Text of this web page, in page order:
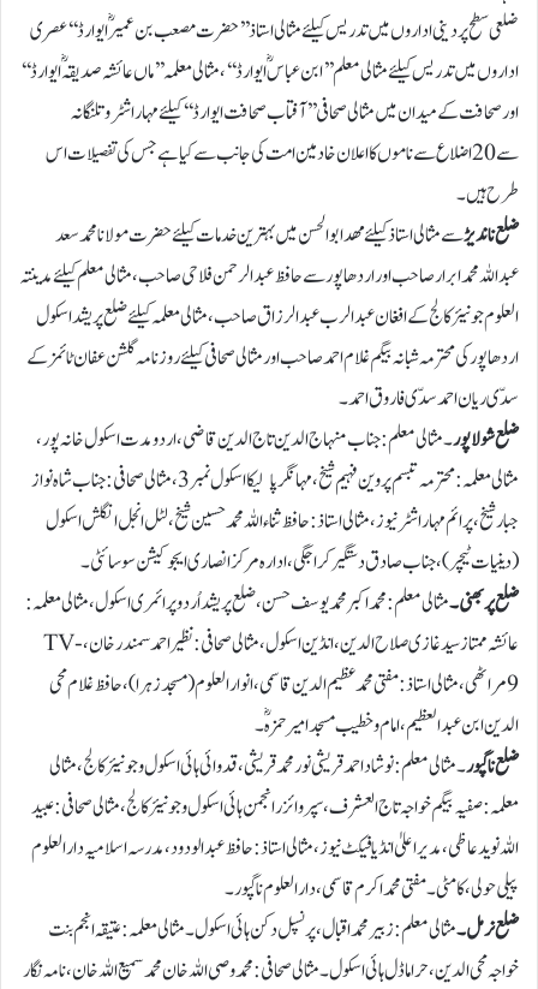
ضلعی سطح پر دینی اداروں میں تدریس کیلئے مثالی استاذ’’حضرت مصعب بن عمیر ؓ ایوارڈ‘‘ عصری
اداروں میں تدریس کیلئے مثالی معلم ’’ ابن عباس ؓ ایوارڈ‘‘، مثالی معلمہ ’’ ماں عائشہ صدیقہؓ ایوارڈ‘‘
اور صحافت کے میدان میں مثالی صحافی’’آفتاب صحافت ایوارڈ‘‘ کیلئے مہاراشٹر وتلنگانہ
سے 20اضلاع سے ناموں کا اعلان خادمین امت کی جانب سے کیاہے جس کی تفصیلات اس
طرح ہیں۔
ضلع ناندیڑسے مثالی استاذ کیلئے مھد ابوالحسن میں بہترین خدمات کیلئے حضرت مولانا محمد سعد
عبداللہ محمد ابرار صاحب اور اردھاپور سے حافظ عبدالرحمن فلاحی صاحب ، مثالی معلم کیلئے مدینتہ
العلوم جونیئر کالج کے افغان عبدالرب عبدالرزاق صاحب، مثالی معلمہ کیلئے ضلع پریشد اسکول
اردھاپور کی محترمہ شبانہ بیگم غلام احمدصاحب اور مثالی صحافی کیلئے روزنامہ گلشن عفان ٹائمز کے
سدّی ریان احمد سدّی فاروق احمد۔
ضلع شولاپور۔ مثالی معلم:جناب منہاج الدین تاج الدین قاضی ، اردومدت اسکول خانہ پور،
مثالی معلمہ :محترمہ تبسم پروین فہیم شیخ ،مہانگر پالیکا اسکول نمبر3، مثالی صحافی: جناب شاہ نواز
جبار شیخ ،پرائم مہاراشٹر نیوز، مثالی استاذ: حافظ ثناء اللہ محمد حسین شیخ، لٹل انجل انگلش اسکول
(دینیات ٹیچر)، جناب صادق دستگیر کراجگی، ادارہ مرکز انصاری ایجوکیشن سوسائٹی۔
ضلع پربھنی۔مثالی معلم: محمد اکبر محمدیوسف حسن ،ضلع پریشد اُردو پرائمری اسکول، مثالی معلمہ:
عائشہ ممتاز سید غازی صلاح الدین ،انڈین اسکول، مثالی صحافی: نظیر احمد سمندر خان ،TV-
9مراٹھی، مثالی استاذ: مفتی محمدعظیم الدین قاسمی ،انوارالعلوم (مسجد زہرا)، حافظ غلام محی
الدین ابن عبدالعظیم ،امام وخطیب مسجد امیر حمزہؓ۔
ضلع ناگپور۔ مثالی معلم : نوشاد احمد قریشی نور محمد قریشی ،قدوائی ہائی اسکول وجونیئرکالج، مثالی
معلمہ: صفیہ بیگم خواجہ تاج العشرف، سپروائزر انجمن ہائی اسکول وجونیئرکالج، مثالی صحافی: عبید
اللہ نوید عاظی ،مدیراعلیٰ انڈیا فیکٹ نیوز،مثالی استاذ: حافظ عبدالودود،مدرسہ اسلامیہ دارالعلوم
پیلی حولی ،کامٹی۔ مفتی محمد اکرم قاسمی ،دارالعلوم ناگپور۔
ضلع نرمل۔مثالی معلم: زبیر محمد اقبال،پرنسپل دکن ہائی اسکول ۔مثالی معلمہ: عتیقہ انجم بنت
خواجہ محی الدین ،حرا ماڈل ہائی اسکول۔مثالی صحافی: محمد وصی اللہ خان محمد سمیع اللہ خان ،نامہ نگار